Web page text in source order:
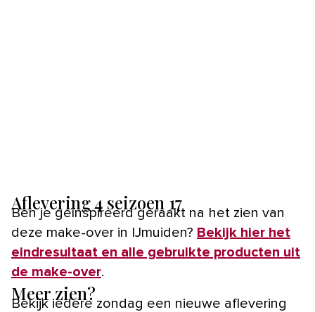
Aflevering 4 seizoen 17
Ben je geïnspireerd geraakt na het zien van
deze make-over in IJmuiden? Bekijk hier het
eindresultaat en alle gebruikte producten uit
de make-over.
Meer zien?
Bekijk iedere zondag een nieuwe aflevering